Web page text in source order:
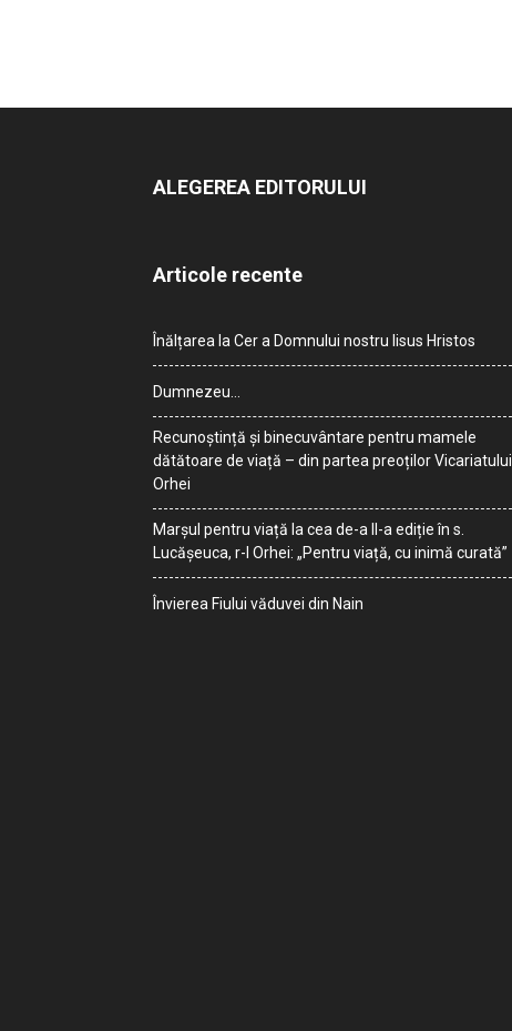
ALEGEREA EDITORULUI
Articole recente
Înălțarea la Cer a Domnului nostru Iisus Hristos
Dumnezeu…
Recunoștință și binecuvântare pentru mamele
dătătoare de viață – din partea preoților Vicariatului
Orhei
Marșul pentru viață la cea de-a II-a ediție în s.
Lucășeuca, r-l Orhei: „Pentru viață, cu inimă curată”
Învierea Fiului văduvei din Nain